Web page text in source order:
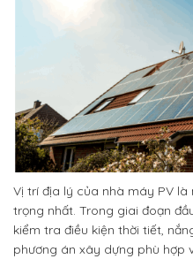
Vị trí địa lý của nhà máy PV
trọng nhất. Trong giai đoạn
kiểm tra điều kiện thời tiết,
phương án xây dựng phù hợp